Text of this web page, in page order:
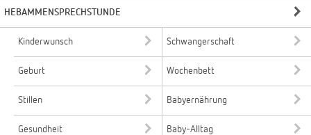
HEBAMMENSPRECHSTUNDE
Kinderwunsch Schwangerschaft
Geburt Wochenbett
Stillen Babyernährung
Gesundheit Baby-Alltag